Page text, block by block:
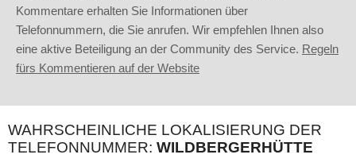
Kommentare erhalten Sie Informationen über
Telefonnummern, die Sie anrufen. Wir empfehlen Ihnen also
eine aktive Beteiligung an der Community des Service. Regeln
fürs Kommentieren auf der Website
WAHRSCHEINLICHE LOKALISIERUNG DER
TELEFONNUMMER: WILDBERGERHÜTTE